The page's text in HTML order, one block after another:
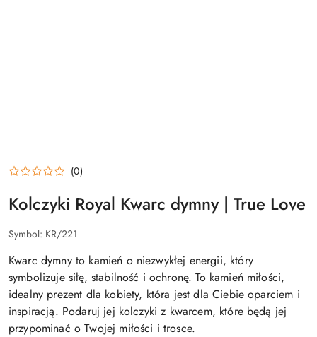
(0)
Kolczyki Royal Kwarc dymny | True Love
Symbol: KR/221
Kwarc dymny to kamień o niezwykłej energii, który
symbolizuje siłę, stabilność i ochronę. To kamień miłości,
idealny prezent dla kobiety, która jest dla Ciebie oparciem i
inspiracją. Podaruj jej kolczyki z kwarcem, które będą jej
przypominać o Twojej miłości i trosce.